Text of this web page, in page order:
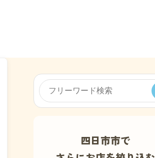
四日市市で